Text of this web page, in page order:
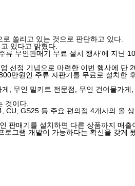
쏠리고 있는 것으로 판단하고 있다.
있다고 밝혔다.
무인판매기 무료 설치 행사'에 지난
선정 기념으로 마련한 이번 행사에 단
만원인 주류 자판기를 무료로 설치한
무인 밀키트 전문점, 무인 건어물가
것이다.
GS25 등 주요 편의점 4개사의 올
판매기를 설치하면 다른 상품까지 매
그램 개발이 가능하다는 확신을 갖게